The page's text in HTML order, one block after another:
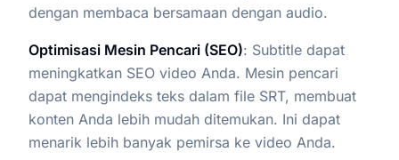
dengan membaca bersamaan dengan audio.
Optimisasi Mesin Pencari (SEO): Subtitle dapat
meningkatkan SEO video Anda. Mesin pencari
dapat mengindeks teks dalam file SRT, membuat
konten Anda lebih mudah ditemukan. Ini dapat
menarik lebih banyak pemirsa ke video Anda.